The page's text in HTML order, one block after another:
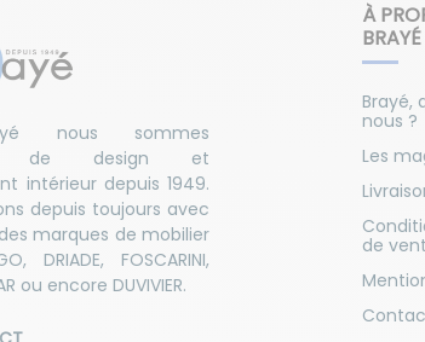
À
BRAYÉ
Brayé,
nous ?
Les
de
nous sommes
de design et
intérieur depuis 1949.
depuis toujours avec
marques de mobilier
DRIADE, FOSCARINI,
ou encore DUVIVIER.